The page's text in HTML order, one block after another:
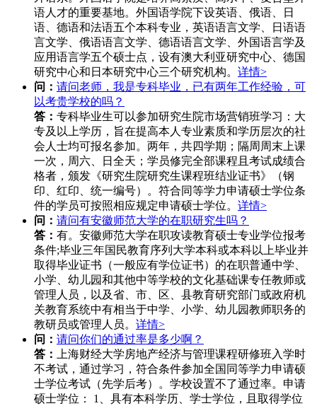
语人才的重要基地。外国语学院下设英语、俄语、日
语、德语和法语五个本科专业，英语语言文学、日语语
言文学、俄语语言文学、德语语言文学、外国语言学及
应用语言学五个硕士点，设有澳大利亚研究中心、德国
研究中心和日本研究中心三个研究机构。 详情>
问： 请问老师，我是专科毕业，已有两年工作经验，可
以考贵学校的吗？
答： 专科毕业生可以参加研究生院市场营销班学习：大
专及以上学历，旨在提高本人专业素质和学历层次的社
会人士均可报名参加。两年，共四学期；隔周周末上课
一次，周六、日全天；学员修完全部课程且考试成绩合
格者，颁发《研究生院研究生课程班结业证书》（钢
印、红印、统一编号）。符合同等学力申请硕士学位条
件的学员可按照相应规定申请硕士学位。 详情>
问： 请问有安徽师范大学的在职研究生吗？
答： 有。安徽师范大学在职攻读教育硕士专业学位报考
条件;毕业三年国民教育序列大学本科或本科以上毕业并
取得毕业证书（一般应有学位证书）的在职普通中学、
小学、幼儿园和其他中等学校的文化基础课专任教师或
管理人员，以及省、市、区、县教育研究部门或政府机
关教育系统中有相当于中学、小学、幼儿园教师职务的
教研员或管理人员。 详情>
问： 请问你们的通过率是多少啊？
答：
上海财经大学房地产经济与管理课程研修班入学时
不考试，通过学习，符合条件参加全国同等学力申请硕
士学位考试（先学后考）。学校设置不了通过率。申请
硕士学位： 1、具有本科学历、学士学位，且取得学位